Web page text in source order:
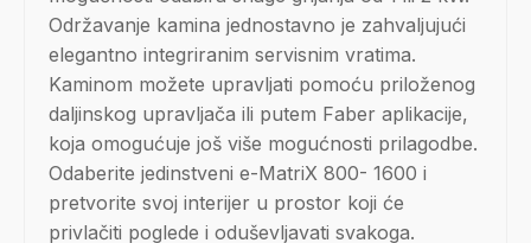
Održavanje kamina jednostavno je zahvaljujući
elegantno integriranim servisnim vratima.
Kaminom možete upravljati pomoću priloženog
daljinskog upravljača ili putem Faber aplikacije,
koja omogućuje još više mogućnosti prilagodbe.
Odaberite jedinstveni e-MatriX 800- 1600 i
pretvorite svoj interijer u prostor koji će
privlačiti poglede i oduševljavati svakoga.